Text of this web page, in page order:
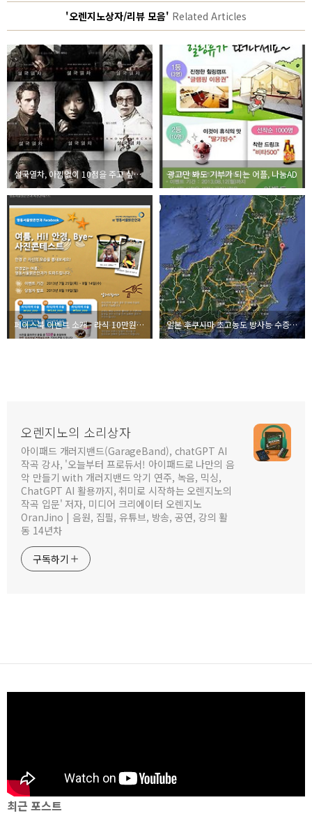
'오렌지노상자/리뷰 모음' Related Articles
설국열차, 아낌없이 10점을 주고 싶은 이유 광고만 봐도 기부가 되는 어플, 나눔AD
페이스북 이벤트 소개 - 라식 10만원에 하기 명동 서울 밝은 안과 일본 후쿠시마 초고농도 방사능 수증기 유출, 그리고 후쿠오카 소각
오렌지노의 소리상자
아이패드 개러지밴드(GarageBand), chatGPT AI
작곡 강사, '오늘부터 프로듀서! 아이패드로 나만의 음
악 만들기 with 개러지밴드 악기 연주, 녹음, 믹싱,
ChatGPT AI 활용까지, 취미로 시작하는 오렌지노의
작곡 입문' 저자, 미디어 크리에이터 오렌지노
OranJino | 음원, 집필, 유튜브, 방송, 공연, 강의 활
동 14년차
구독하기
최근 포스트